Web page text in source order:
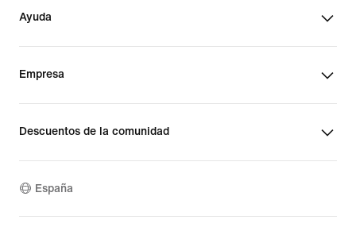
Ayuda
Empresa
Descuentos de la comunidad
España